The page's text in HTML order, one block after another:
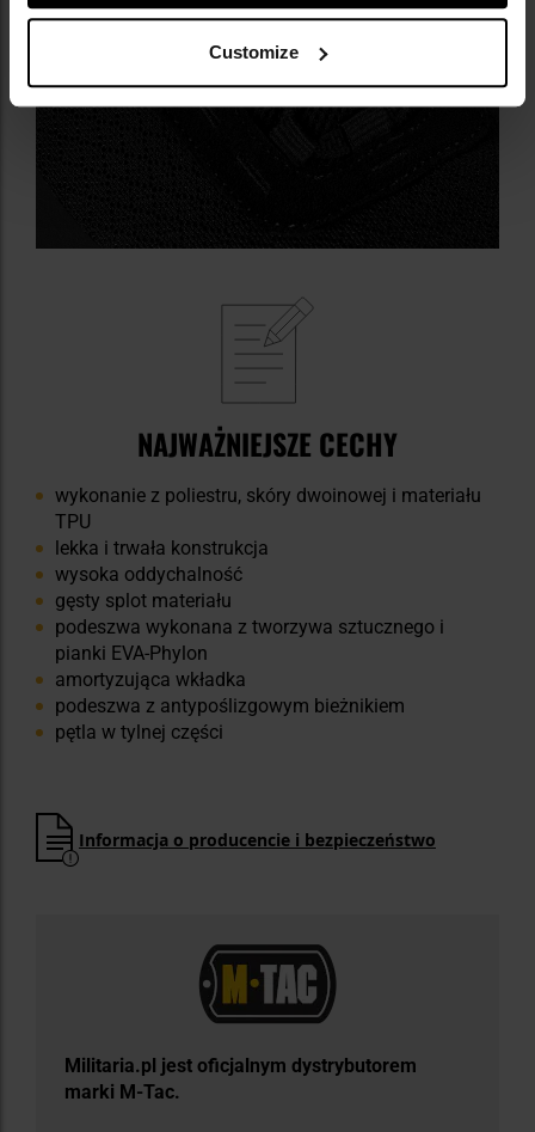
Customize
NAJWAŻNIEJSZE CECHY
wykonanie z poliestru, skóry dwoinowej i materiału
TPU
lekka i trwała konstrukcja
wysoka oddychalność
gęsty splot materiału
podeszwa wykonana z tworzywa sztucznego i
pianki EVA-Phylon
amortyzująca wkładka
podeszwa z antypoślizgowym bieżnikiem
pętla w tylnej części
Informacja o producencie i bezpieczeństwo
​Militaria.pl jest oficjalnym dystrybutorem
marki M-Tac.